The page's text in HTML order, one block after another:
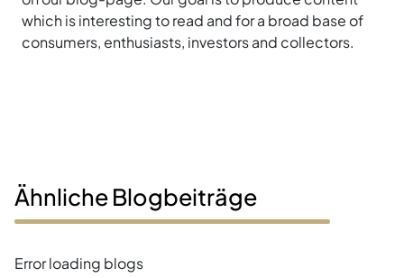
which is interesting to read and for a broad base of
consumers, enthusiasts, investors and collectors.
Ähnliche Blogbeiträge
Error loading blogs